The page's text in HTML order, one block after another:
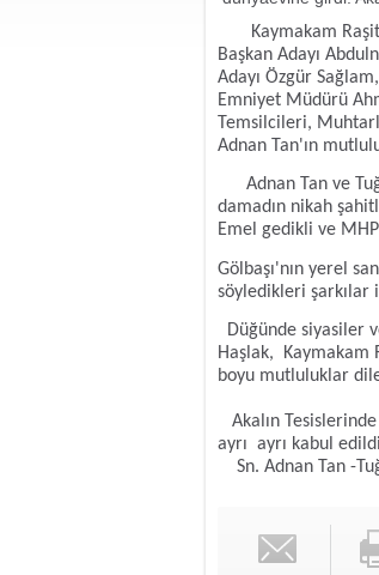
Kaymakam
Başkan Adayı
Adayı Özgür
Emniyet Müdürü
Temsilcileri,
Adnan Tan'ın
Adnan Tan ve
damadın nikah
Emel gedikli ve MHP
Gölbaşı'nın yerel
söyledikleri şarkılar
Düğünde siyasiler
Haşlak, Kaymakam
boyu mutluluklar
Akalın
ayrı ayrı kabul
Sn. Adnan Tan -